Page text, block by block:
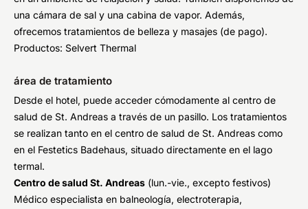
una cámara de sal y una cabina de vapor. Además,
ofrecemos tratamientos de belleza y masajes (de pago).
Productos: Selvert Thermal
área de tratamiento
Desde el hotel, puede acceder cómodamente al centro de
salud de St. Andreas a través de un pasillo. Los tratamientos
se realizan tanto en el centro de salud de St. Andreas como
en el Festetics Badehaus, situado directamente en el lago
termal.
Centro de salud St. Andreas (lun.-vie., excepto festivos)
Médico especialista en balneología, electroterapia,